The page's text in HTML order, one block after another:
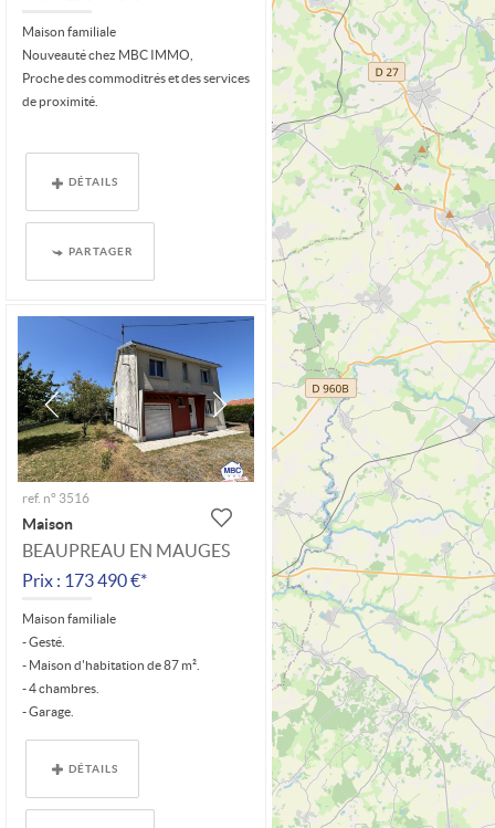
Maison familiale
Nouveauté chez MBC IMMO,
Proche des commoditrés et des services
de proximité.
DÉTAILS
PARTAGER
ref. n° 3516
Maison
BEAUPREAU EN MAUGES
Prix : 173 490 €*
Maison familiale
- Gesté.
- Maison d'habitation de 87 m².
- 4 chambres.
- Garage.
DÉTAILS